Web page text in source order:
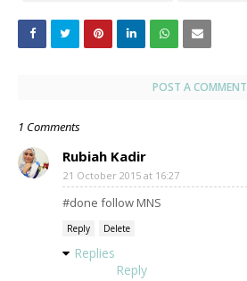
POST A COMMENT
1 Comments
Rubiah Kadir
21 October 2015 at 16:27
#done follow MNS
Reply Delete
Replies
Reply